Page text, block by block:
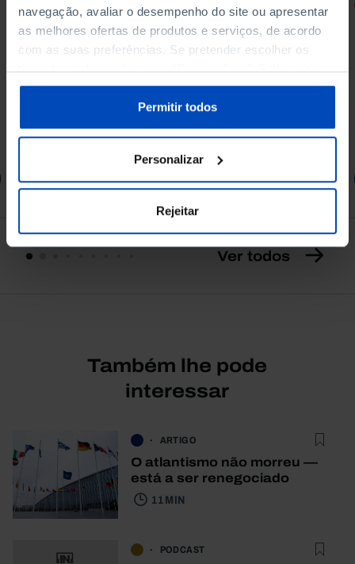
navegação, avaliar o desempenho do site ou apresentar
as melhores ofertas de produtos e serviços, de acordo
com as suas preferências. Se pretender escolher os
tipos de cookies, clique em "Personalizar". Saiba mais
sobre cookies através da gestão de preferências ou da
Política de Cookies.
Permitir todos
Personalizar
Rejeitar
RETRATOS
Promessas do Futebol
4,50 € 5,00 € -10%
Comprar
Ver todos
Também lhe pode
interessar
ARTIGO
O atlantismo não morreu —
está a ser renegociado
11 MIN
PODCAST